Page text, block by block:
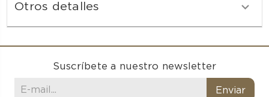
Otros detalles
Suscríbete a nuestro newsletter